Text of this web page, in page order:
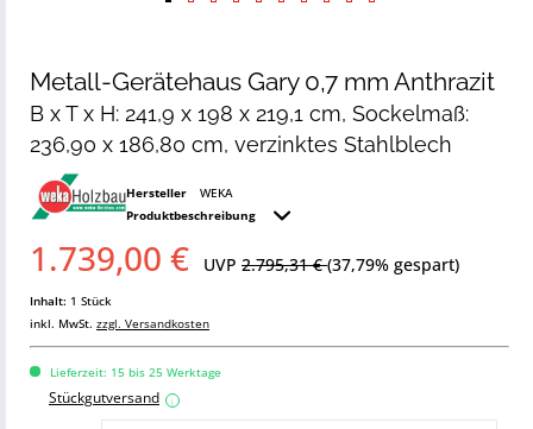
Metall-Gerätehaus Gary 0,7 mm Anthrazit
B x T x H: 241,9 x 198 x 219,1 cm, Sockelmaß:
236,90 x 186,80 cm, verzinktes Stahlblech
Hersteller
WEKA
Produktbeschreibung
1.739,00 € UVP 2.795,31 €(37,79% gespart)
Inhalt: 1 Stück
inkl. MwSt. zzgl. Versandkosten
Lieferzeit: 15 bis 25 Werktage
Stückgutversand i